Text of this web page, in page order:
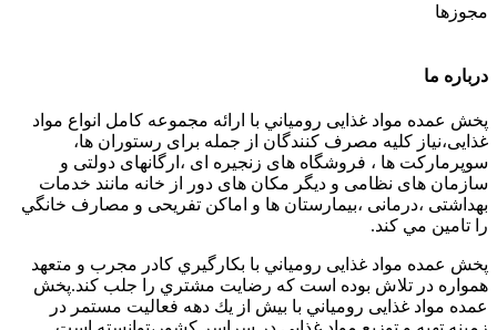
مجوزها
درباره ما
پخش عمده مواد غذایی رومياني با ارائه مجموعه كامل انواع مواد
غذایی،نياز كليه مصرف كنندگان از جمله برای رستوران ها،
سوپرمارکت ها ، فروشگاه های زنجیره ای ،ارگانهای دولتی و
سازمان های نظامی و دیگر مکان های دور از خانه مانند خدمات
بهداشتی ،درمانی ،بیمارستان ها و اماکن تفریحی و مصارف خانگي
را تامین مي كند.
پخش عمده مواد غذایی رومياني با بكارگيري كادر مجرب و متعهد
همواره در تلاش بوده است كه رضايت مشتري را جلب كند.پخش
عمده مواد غذایی رومياني با بيش از يك دهه فعاليت مستمر در